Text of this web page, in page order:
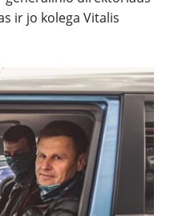
ir jo kolega Vitalis